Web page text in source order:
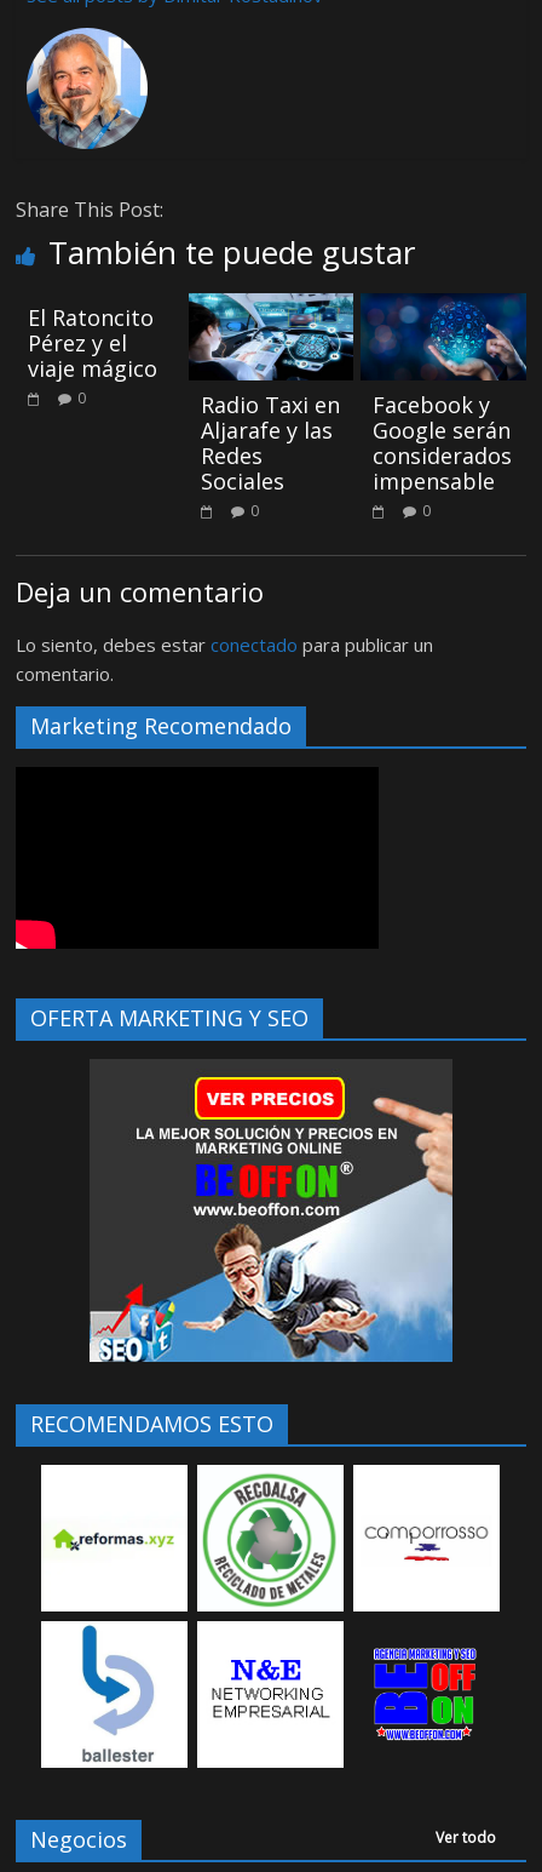
Share This Post:
También te puede gustar
El Ratoncito
Pérez y el
viaje mágico
0
Radio Taxi en
Aljarafe y las
Redes
Sociales
0
Facebook y
Google serán
considerados
impensable
0
Deja un comentario
Lo siento, debes estarconectado para publicar un
comentario.
Marketing Recomendado
OFERTA MARKETING Y SEO
RECOMENDAMOS ESTO
Negocios Ver todo